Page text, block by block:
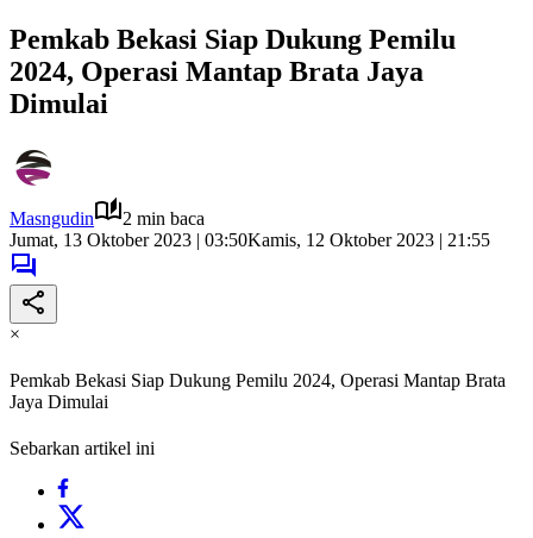
Pemkab Bekasi Siap Dukung Pemilu
2024, Operasi Mantap Brata Jaya
Dimulai
Masngudin
2 min baca
Jumat, 13 Oktober 2023 | 03:50Kamis, 12 Oktober 2023 | 21:55
×
Pemkab Bekasi Siap Dukung Pemilu 2024, Operasi Mantap Brata
Jaya Dimulai
Sebarkan artikel ini